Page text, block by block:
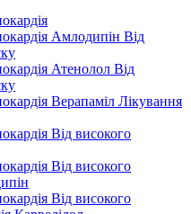
Амлодипін Від
Атенолол Від
Верапаміл Лікування
Від високого
Від високого
Від високого